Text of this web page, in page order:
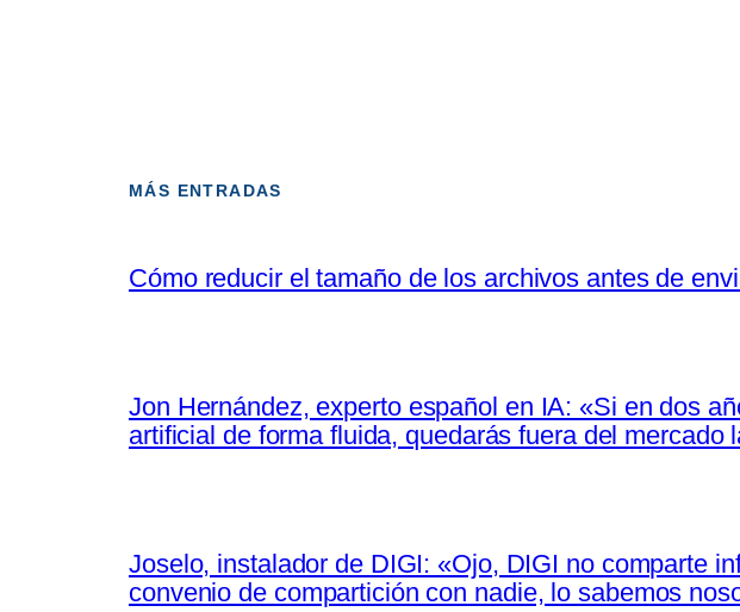
MÁS ENTRADAS
Cómo reducir el tamaño de los archivos antes de
Jon Hernández, experto español en IA: «Si en dos
artificial de forma fluida, quedarás fuera del mercado
Joselo, instalador de DIGI: «Ojo, DIGI no comparte
convenio de compartición con nadie, lo sabemos